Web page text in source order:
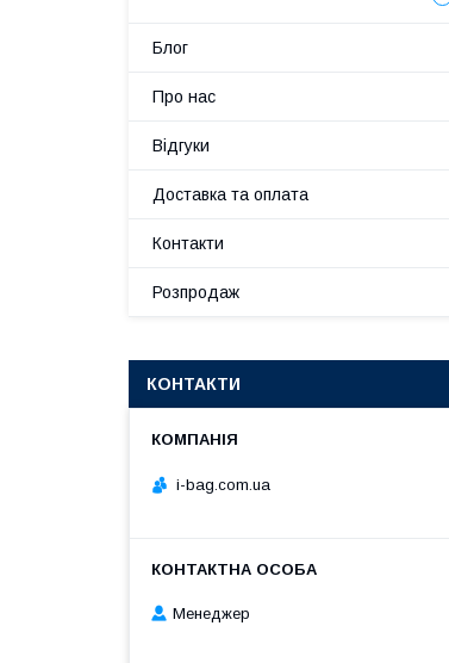
Блог
Про нас
Відгуки
Доставка та оплата
Контакти
Розпродаж
КОНТАКТИ
i-bag.com.ua
Менеджер